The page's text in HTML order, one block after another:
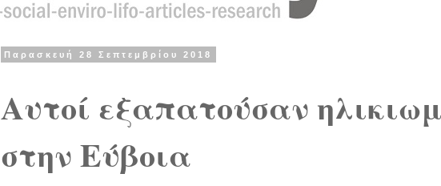
Παρασκευή 28 Σεπτεμβρίου 2018
Αυτοί εξαπατούσαν
στην Εύβοια